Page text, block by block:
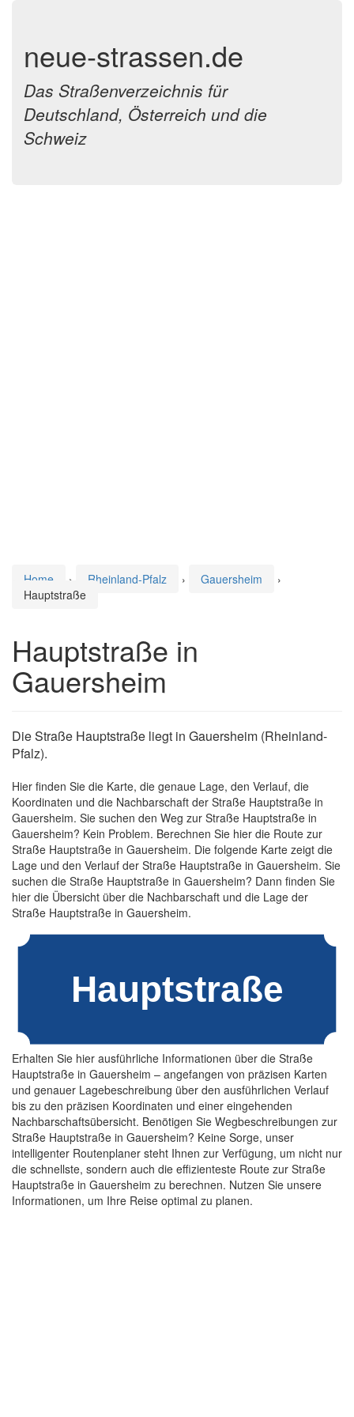
neue-strassen.de
Das Straßenverzeichnis für
Deutschland, Österreich und die
Schweiz
Home › Rheinland-Pfalz › Gauersheim
›
Hauptstraße
Hauptstraße in
Gauersheim
Die Straße Hauptstraße liegt in Gauersheim (Rheinland-
Pfalz).
Hier finden Sie die Karte, die genaue Lage, den Verlauf, die
Koordinaten und die Nachbarschaft der Straße Hauptstraße in
Gauersheim. Sie suchen den Weg zur Straße Hauptstraße in
Gauersheim? Kein Problem. Berechnen Sie hier die Route zur
Straße Hauptstraße in Gauersheim. Die folgende Karte zeigt die
Lage und den Verlauf der Straße Hauptstraße in Gauersheim. Sie
suchen die Straße Hauptstraße in Gauersheim? Dann finden Sie
hier die Übersicht über die Nachbarschaft und die Lage der
Straße Hauptstraße in Gauersheim.
Erhalten Sie hier ausführliche Informationen über die Straße
Hauptstraße in Gauersheim – angefangen von präzisen Karten
und genauer Lagebeschreibung über den ausführlichen Verlauf
bis zu den präzisen Koordinaten und einer eingehenden
Nachbarschaftsübersicht. Benötigen Sie Wegbeschreibungen zur
Straße Hauptstraße in Gauersheim? Keine Sorge, unser
intelligenter Routenplaner steht Ihnen zur Verfügung, um nicht nur
die schnellste, sondern auch die effizienteste Route zur Straße
Hauptstraße in Gauersheim zu berechnen. Nutzen Sie unsere
Informationen, um Ihre Reise optimal zu planen.